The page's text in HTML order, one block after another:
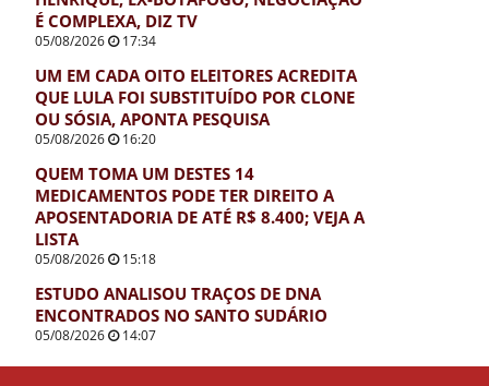
É COMPLEXA, DIZ TV
05/08/2026 17:34
UM EM CADA OITO ELEITORES ACREDITA
QUE LULA FOI SUBSTITUÍDO POR CLONE
OU SÓSIA, APONTA PESQUISA
05/08/2026 16:20
QUEM TOMA UM DESTES 14
MEDICAMENTOS PODE TER DIREITO A
APOSENTADORIA DE ATÉ R$ 8.400; VEJA A
LISTA
05/08/2026 15:18
ESTUDO ANALISOU TRAÇOS DE DNA
ENCONTRADOS NO SANTO SUDÁRIO
05/08/2026 14:07